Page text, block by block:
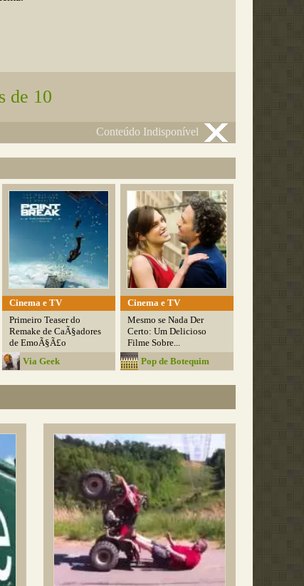
de 10
Conteúdo Indisponível
Cinema e TV
Primeiro Teaser do
Remake de CaÃ§adores
de EmoÃ§Ã£o
Via Geek
Cinema e TV
Mesmo se Nada Der
Certo: Um Delicioso
Filme Sobre...
Pop de Botequim